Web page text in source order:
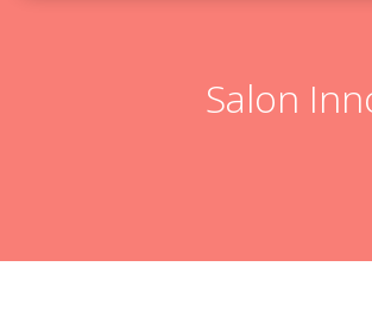
Salon